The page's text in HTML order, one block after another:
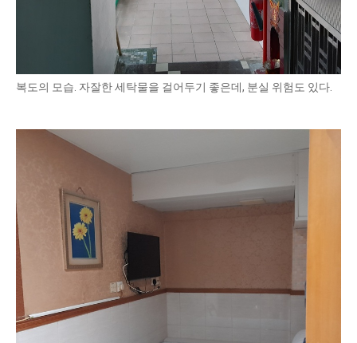
복도의 모습. 자잘한 세탁물을 걸어두기 좋은데, 분실 위험도 있다.